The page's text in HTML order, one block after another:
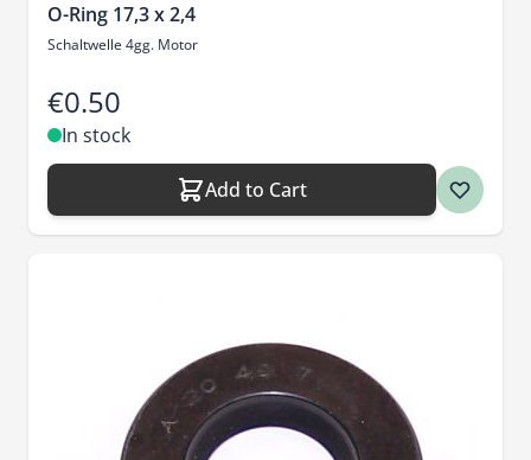
O-Ring 17,3 x 2,4
Schaltwelle 4gg. Motor
€0.50
In stock
Add to Cart